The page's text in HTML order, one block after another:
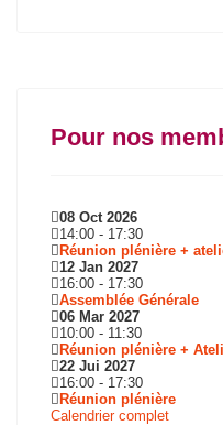
Pour nos
08 Oct 2026
14:00 - 17:30
Réunion plénière +
12 Jan 2027
16:00 - 17:30
Assemblée Générale
06 Mar 2027
10:00 - 11:30
Réunion plénière +
22 Jui 2027
16:00 - 17:30
Réunion plénière
Calendrier complet